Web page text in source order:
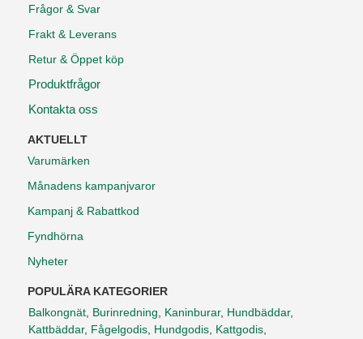
Frågor & Svar
Frakt & Leverans
Retur & Öppet köp
Produktfrågor
Kontakta oss
AKTUELLT
Varumärken
Månadens kampanjvaror
Kampanj & Rabattkod
Fyndhörna
Nyheter
POPULÄRA KATEGORIER
Balkongnät, Burinredning, Kaninburar, Hundbäddar,
Kattbäddar, Fågelgodis, Hundgodis, Kattgodis,